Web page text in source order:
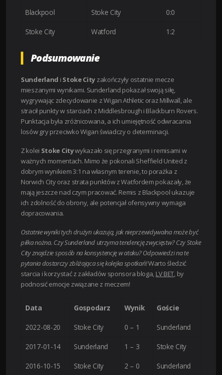
Blackpool Stoke City 0:0
Stoke City Watford 1:2
Podsumowanie
Sunderland i Stoke City zakończyły ostatnie mecze
mieszanymi wynikami. Sunderland pokazał swoją siłę,
wygrywając zdecydowanie z Wigan Athletic oraz Millwall, ale
stracił punkty w starciach z Middlesbrough i Blackburn Rovers.
Punktacja była zróżnicowana, a ich umiejętność odwracania
losów gry przeciwko Wigan świadczy o determinacji.
Z kolei Stoke Citywykazało się przegranymi i remisami w
ważnych momentach. Mimo że pokonali Sheffield United z
dobrym wynikiem 3:1 na własnym terenie, to porażka z
Norwich City oraz strata punktów z Watfordem pokazały, że
mają jeszcze nad czym pracować. Remis z Blackpool ukazuje
ich zdolność do obrony, ale potencjał ofensywny wymaga
dopracowania.
Ostatnie wyniki tych drużyn ukazują, jak nieprzewidywalna może być
piłka nożna. Czy Sunderland utrzyma tendencję zwycięstw? Czy Stoke
City znajdzie sposób na konsystencję w ataku? Odpowiedzi na te
pytania dostarczy zbliżająca się kolejka spotkań!Warto śledzić
starcia i korzystać z zakładów sponsora bloga, LV BET, by
podnosić emocje związane z meczem!
Data Gospodarz Wynik Goście
2022-08-20 Stoke City 0 – 1 Sunderland
2017-01-14 Sunderland 1 – 3 Stoke City
2016-10-15 Stoke City 2 – 0 Sunderland